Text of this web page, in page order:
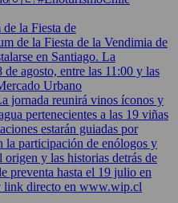
la Fiesta de